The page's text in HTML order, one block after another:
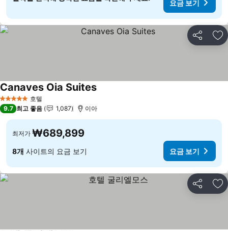
요금 보기
공유 즐
5 성급 호텔
Canaves Oia Suites
9.7 최고 좋음 1,087 이아
최저가 ₩689,899
8개 사이트의 요금 보기 요금 보기
공유 즐